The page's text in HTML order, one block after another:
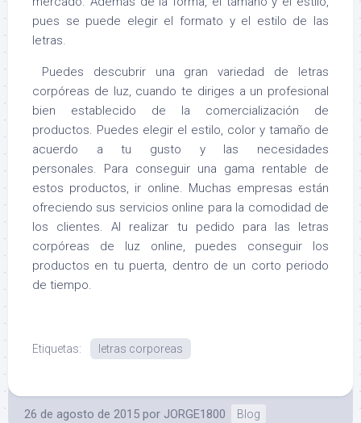
pues se puede elegir el formato y el estilo de las
letras.
Puedes descubrir una gran variedad de letras
corpóreas de luz, cuando te diriges a un profesional
bien establecido de la comercialización de
productos. Puedes elegir el estilo, color y tamaño de
acuerdo a tu gusto y las necesidades
personales. Para conseguir una gama rentable de
estos productos, ir online. Muchas empresas están
ofreciendo sus servicios online para la comodidad de
los clientes. Al realizar tu pedido para las letras
corpóreas de luz online, puedes conseguir los
productos en tu puerta, dentro de un corto periodo
de tiempo.
Etiquetas: letras corporeas
26 de agosto de 2015 por JORGE1800 Blog